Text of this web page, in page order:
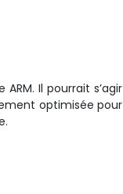
Il pourrait s’agir
optimisée pour